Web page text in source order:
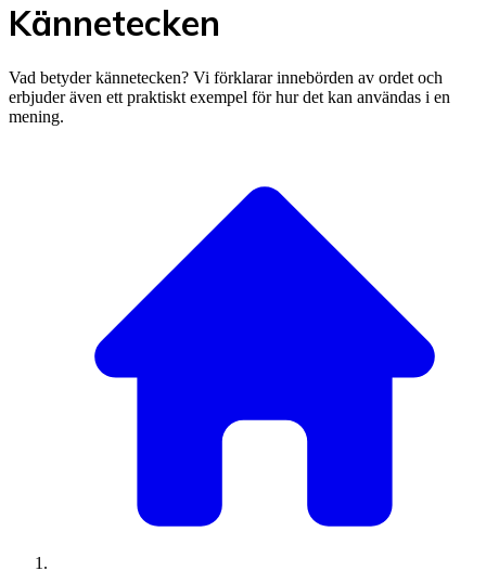
Kännetecken
Vad betyder kännetecken? Vi förklarar innebörden av ordet och
erbjuder även ett praktiskt exempel för hur det kan användas i en
mening.